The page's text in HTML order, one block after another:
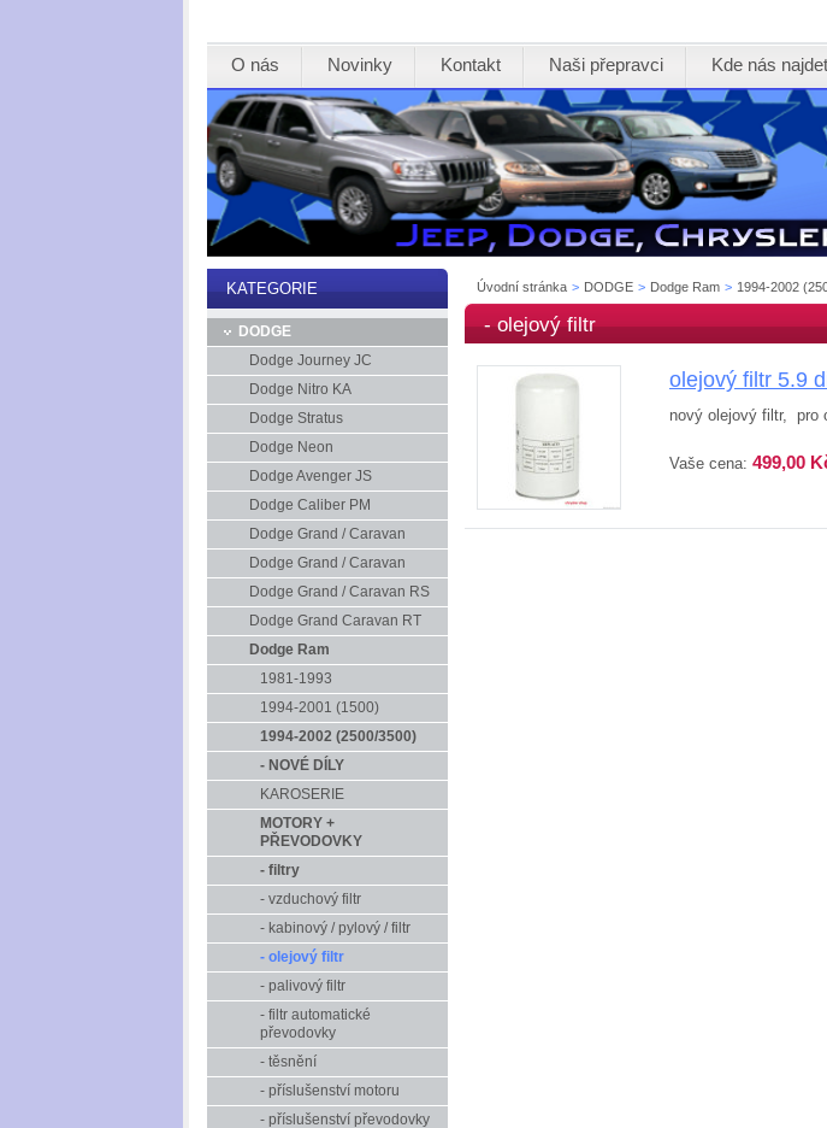
O nás Novinky Kontakt Naši přepravci Kde nás
Úvodní stránka > DODGE > Dodge Ram > 1994-2002
- olejový filtr
olejový filtr 5.9
nový olejový filtr, pro
Vaše cena: 499,00
KATEGORIE
DODGE
Dodge Journey JC
Dodge Nitro KA
Dodge Stratus
Dodge Neon
Dodge Avenger JS
Dodge Caliber PM
Dodge Grand / Caravan
Dodge Grand / Caravan
Dodge Grand / Caravan RS
Dodge Grand Caravan RT
Dodge Ram
1981-1993
1994-2001 (1500)
1994-2002 (2500/3500)
- NOVÉ DÍLY
KAROSERIE
MOTORY +
PŘEVODOVKY
- filtry
- vzduchový filtr
- kabinový / pylový / filtr
- olejový filtr
- palivový filtr
- filtr automatické
převodovky
- těsnění
- příslušenství motoru
- příslušenství převodovky